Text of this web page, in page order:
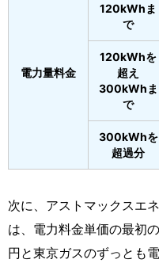
電力量料金
120kWhま
で
120kWhを
超え
300kWhま
で
300kWhを
超過分
次に、アストマックスエ
は、電力料金単価の最初
円と東京ガスのずっとも